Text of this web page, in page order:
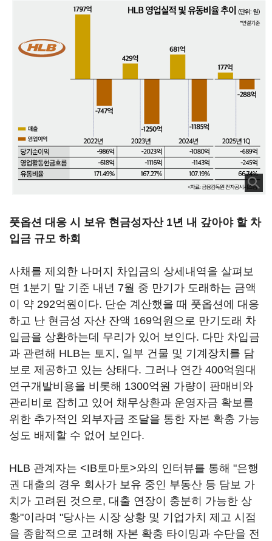
풋옵션 대응 시 보유 현금성자산 1년 내 갚아야 할 차
입금 규모 하회
사채를 제외한 나머지 차입금의 상세내역을 살펴보
면 1분기 말 기준 내년 7월 중 만기가 도래하는 금액
이 약 292억원이다. 단순 계산했을 때 풋옵션에 대응
하고 난 현금성 자산 잔액 169억원으로 만기도래 차
입금을 상환하는데 무리가 있어 보인다. 다만 차입금
과 관련해 HLB는 토지, 일부 건물 및 기계장치를 담
보로 제공하고 있는 상태다. 그러나 연간 400억원대
연구개발비용을 비롯해 1300억원 가량이 판매비와
관리비로 잡히고 있어 채무상환과 운영자금 확보를
위한 추가적인 외부자금 조달을 통한 자본 확충 가능
성도 배제할 수 없어 보인다.
HLB 관계자는 <IB토마토>와의 인터뷰를 통해 "은행
권 대출의 경우 회사가 보유 중인 부동산 등 담보 가
치가 고려된 것으로, 대출 연장이 충분히 가능한 상
황"이라며 "당사는 시장 상황 및 기업가치 제고 시점
을 종합적으로 고려해 자본 확충 타이밍과 수단을 전